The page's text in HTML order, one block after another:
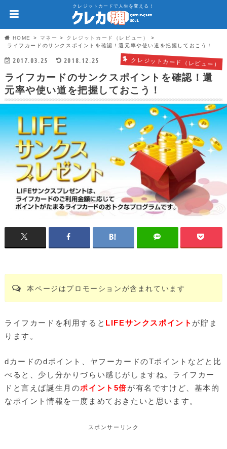
クレジットカードで人生を変える！
HOME マネー
クレジットカード（レビュー）
ライフカードのサンクスポイントを確認！還元率や使い道を把握しておこう！
2017.03.25 2018.12.25 クレジットカード（レビュー）
ライフカードのサンクスポイントを確認！還
元率や使い道を把握しておこう！
本ページはプロモーションが含まれています
ライフカードを利用すると LIFEサンクスポイント が貯ま
ります。
dカードのdポイント、ヤフーカードのTポイントなどと比
べると、少し分かりづらい感じがしますね。ライフカー
ドと言えば誕生月のポイント5倍が有名ですけど、基本的
なポイント情報を一度まめておきたいと思います。
スポンサーリンク